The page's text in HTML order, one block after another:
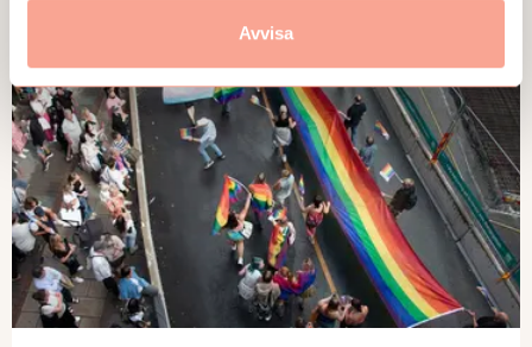
Avvisa
Publicerad: